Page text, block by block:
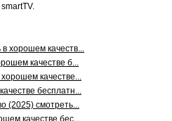
хорошем качеств...
качестве б...
качестве...
бесплатн...
(2025) смотреть...
качестве бес...